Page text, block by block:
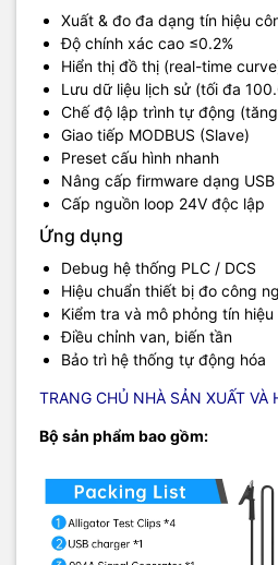
Xuất & đo đa dạng tín hiệu
Độ chính xác cao ≤0.2%
Hiển thị đồ thị (real-time
Lưu dữ liệu lịch sử (tối đa
Chế độ lập trình tự động
Giao tiếp MODBUS (Slave)
Preset cấu hình nhanh
Nâng cấp firmware dạng
Cấp nguồn loop 24V độc lập
Ứng dụng
Debug hệ thống PLC / DCS
Hiệu chuẩn thiết bị đo công
Kiểm tra và mô phỏng tín
Điều chỉnh van, biến tần
Bảo trì hệ thống tự động hóa
TRANG CHỦ NHÀ SẢN XUẤT
Bộ sản phẩm bao gồm:
Hshop.vn hiện là đại lý phân phối uỷ
FNIRSI tại Việt Nam: